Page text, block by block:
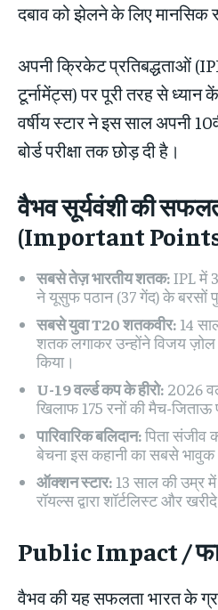
दबाव को झेलने के लिए मानसिक
अपनी क्रिकेट प्रतिबद्धताओं
टूर्नामेंट्स) पर पूरी तरह से
वर्षीय स्टार ने इस साल अपनी
बोर्ड परीक्षा तक छोड़ दी है।
वैभव सूर्यवंशी की
(Important
सबसे तेज़ भारतीय शतक:IPL में
ने यूसुफ पठान (37 गेंद) के बरसों
सबसे युवा T20 शतकवीर: 14
शतक लगाकर उन्होंने विजय ज़ोल
किया।
U-19 वर्ल्ड कप के हीरो: 2026
खिलाफ 175 रनों की मैच-जिताऊ
पारिवारिक बलिदान:पिता संजीव
बेचना इस कहानी का सबसे
ऑक्शन स्टार: 13 साल की उम्र
रॉयल्स द्वारा शॉर्टलिस्ट और
Public Impact /
वैभव की यह सफलता भारत के